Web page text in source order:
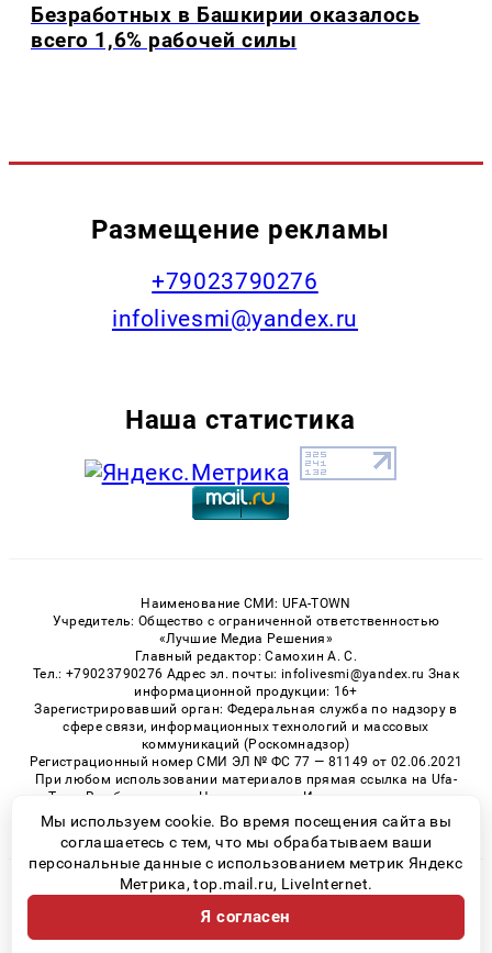
Безработных в Башкирии оказалось
всего 1,6% рабочей силы
Размещение рекламы
+79023790276
infolivesmi@yandex.ru
Наша статистика
Наименование СМИ: UFA-TOWN
Учредитель: Общество с ограниченной ответственностью
«Лучшие Медиа Решения»
Главный редактор: Самохин А. С.
Тел.: +79023790276 Адрес эл. почты: infolivesmi@yandex.ru Знак
информационной продукции: 16+
Зарегистрировавший орган: Федеральная служба по надзору в
сфере связи, информационных технологий и массовых
коммуникаций (Роскомнадзор)
Регистрационный номер СМИ ЭЛ № ФС 77 — 81149 от 02.06.2021
При любом использовании материалов прямая ссылка на Ufa-
Town.Ru обязательна. Цитирование в Интернете возможно
только при наличии письменного разрешения.
© 2026 «Ufa-Town» | Все права защищены
Возрастная категория сайта 16+
Политика конфиденциальности
Мы используем cookie. Во время посещения сайта вы
соглашаетесь с тем, что мы обрабатываем ваши
персональные данные с использованием метрик Яндекс
Метрика, top.mail.ru, LiveInternet.
Я согласен